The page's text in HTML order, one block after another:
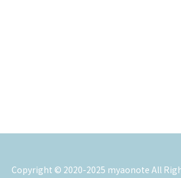
Copyright © 2020-2025 myaonote All